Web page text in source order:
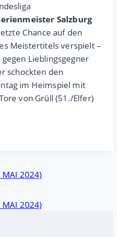
Salzburg
Chance auf den
Meistertitels verspielt –
Lieblingsgegner
schockten den
im Heimspiel mit
von Grüll (51./Elfer)
MAI 2024)
MAI 2024)